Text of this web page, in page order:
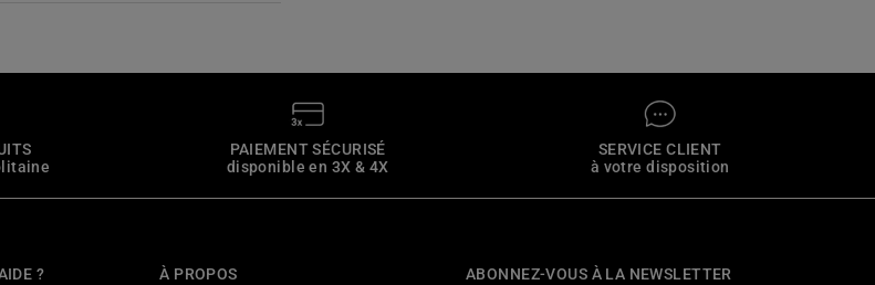
PAIEMENT SÉCURISÉ
disponible en 3X & 4X
SERVICE CLIENT
à votre disposition
? À PROPOS ABONNEZ-VOUS À LA NEWSLETTER